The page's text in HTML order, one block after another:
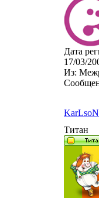
Дата
17/03/
Из:
KarLsoN
Титан